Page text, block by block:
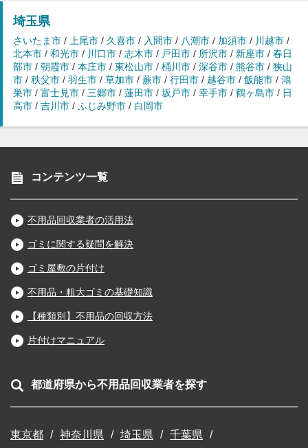
埼玉県
さいたま市 / 上尾市 / 久喜市 / 入間市 / 八潮市 / 加須市 / 川越市 /
北本市 / 和光市 / 川口市 / 志木市 / 戸田市 / 所沢市 / 新座市 / 春日
部市 / 朝霞市 / 本庄市 / 東松山市 / 桶川市 / 深谷市 / 熊谷市 / 狭山
市 / 秩父市 / 羽生市 / 草加市 / 蕨市 / 行田市 / 越谷市 / 飯能市 / 鴻
巣市 / 富士見市 / 三郷市 / 蓮田市 / 坂戸市 / 幸手市 / 鶴ヶ島市 / 日
高市 / 吉川市 / ふじみ野市 / 白岡市
コンテンツ一覧
不用品回収業者の活用法
ゴミに関する疑問を解決
ゴミ屋敷の片付け
不用品・粗大ゴミの基礎知識
【種類別】不用品の回収方法
片付けマニュアル
都道府県から不用品回収業者を探す
東京都 神奈川県 埼玉県 千葉県